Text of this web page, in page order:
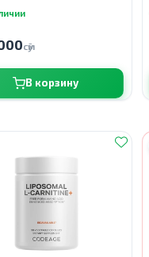
сӯм
В корзину